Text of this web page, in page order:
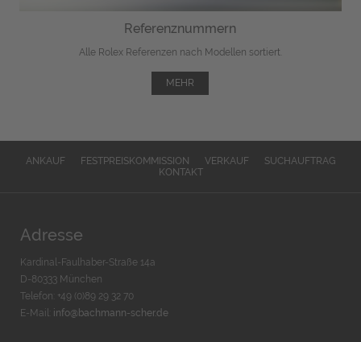
Referenznummern
Alle Rolex Referenzen nach Modellen sortiert.
MEHR
ANKAUF FESTPREISKOMMISSION VERKAUF
SUCHAUFTRAG
KONTAKT
Adresse
Kardinal-Faulhaber-Straße 14a
D-80333 München
Telefon: +49 (0)89 29 32 70
E-Mail: info@bachmann-scher.de